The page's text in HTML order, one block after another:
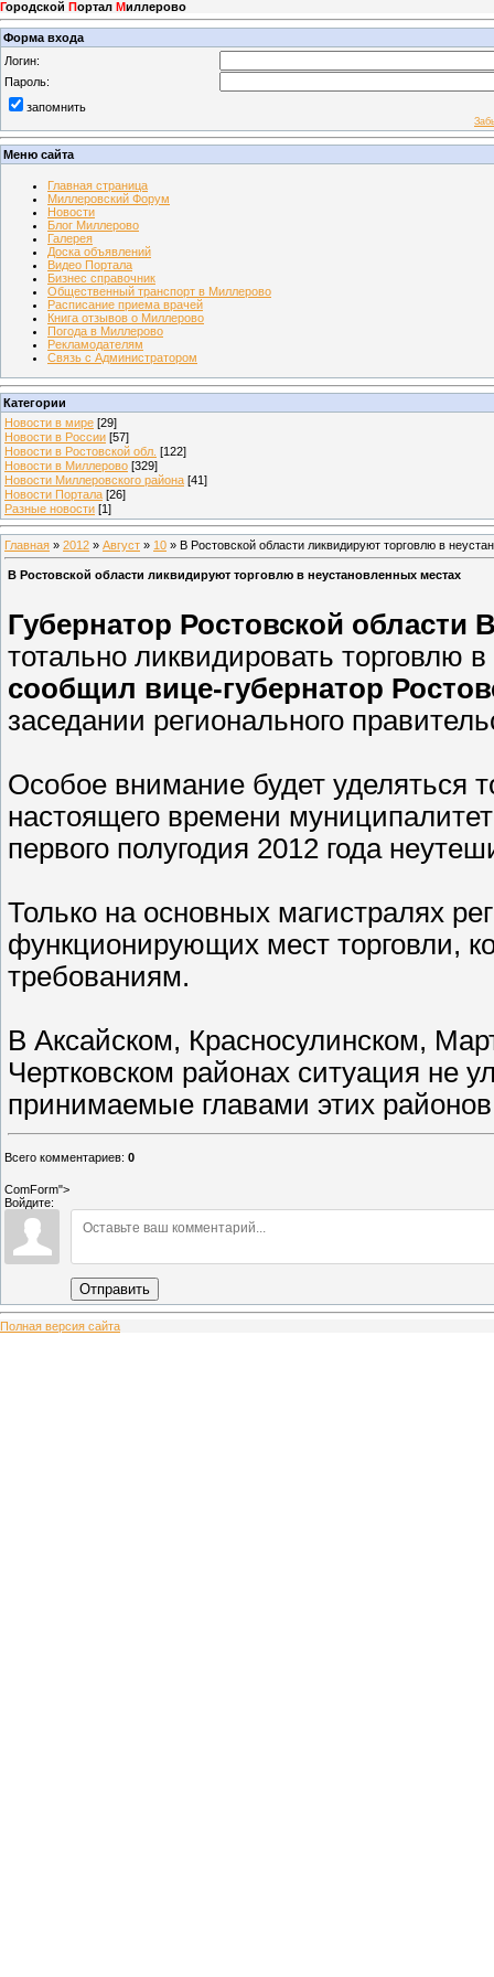
Городской Портал Миллерово
Форма входа
Логин:
Пароль:
запомнить
Меню сайта
Главная страница
Миллеровский Форум
Новости
Блог Миллерово
Галерея
Доска объявлений
Видео Портала
Бизнес справочник
Общественный транспорт в Миллерово
Расписание приема врачей
Книга отзывов о Миллерово
Погода в Миллерово
Рекламодателям
Связь с Администратором
Категории
Новости в мире [29]
Новости в России [57]
Новости в Ростовской обл. [122]
Новости в Миллерово [329]
Новости Миллеровского района [41]
Новости Портала [26]
Разные новости [1]
Главная » 2012 » Август » 10 » В Ростовской области ликвидируют торговлю в
В Ростовской области ликвидируют торговлю в неустановленных местах
Губернатор Ростовской области
тотально ликвидировать торговлю
сообщил вице-губернатор
заседании регионального
Особое внимание будет уделяться
настоящего времени
первого полугодия 2012 года
Только на основных магистралях
функционирующих мест торговли,
требованиям.
В Аксайском, Красносулинском,
Чертковском районах ситуация не
принимаемые главами этих районов
Всего комментариев: 0
ComForm">
Войдите:
Отправить
Полная версия сайта